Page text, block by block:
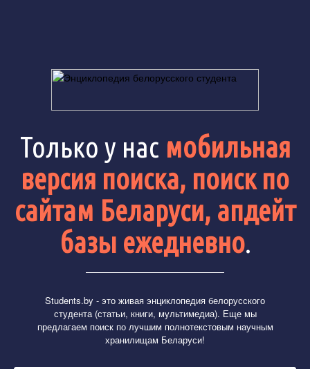
Только у нас мобильная
версия поиска, поиск по
сайтам Беларуси, апдейт
базы ежедневно.
Students.by - это живая энциклопедия белорусского
студента (статьи, книги, мультимедиа). Еще мы
предлагаем поиск по лучшим полнотекстовым научным
хранилищам Беларуси!